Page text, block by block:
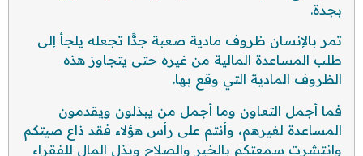
بجدة.
تمر بالإنسان ظروف مادية صعبة جدًّا تجعله يلجأ إلى
طلب المساعدة المالية من غيره حتى يتجاوز هذه
الظروف المادية التي وقع بها.
فما أجمل التعاون وما أجمل من يبذلون ويقدمون
المساعدة لغيرهم، وأنتم على رأس هؤلاء فقد ذاع صيتكم
وانتشرت سمعتكم بالخير والصلاح وبذل المال للفقراء